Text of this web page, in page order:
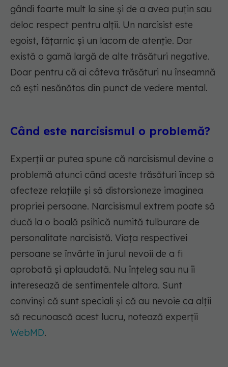
gândi foarte mult la sine și de a avea puțin sau
deloc respect pentru alții. Un narcisist este
egoist, fățarnic și un lacom de atenție. Dar
există o gamă largă de alte trăsături negative.
Doar pentru că ai câteva trăsături nu înseamnă
că ești nesănătos din punct de vedere mental.
Când este narcisismul o problemă?
Experții ar putea spune că narcisismul devine o
problemă atunci când aceste trăsături încep să
afecteze relațiile și să distorsioneze imaginea
propriei persoane. Narcisismul extrem poate să
ducă la o boală psihică numită tulburare de
personalitate narcisistă. Viața respectivei
persoane se învârte în jurul nevoii de a fi
aprobată și aplaudată. Nu înțeleg sau nu îi
interesează de sentimentele altora. Sunt
convinși că sunt speciali și că au nevoie ca alții
să recunoască acest lucru, notează experții
WebMD.